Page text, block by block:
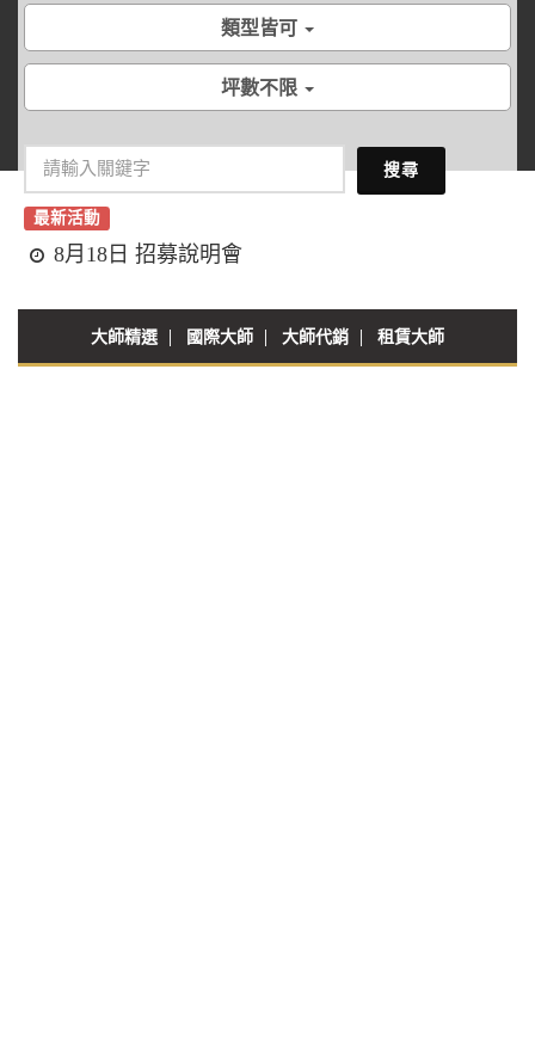
類型皆可
坪數不限
搜尋
最新活動
8月18日 招募說明會
大師精選 國際大師 大師代銷 租賃大師